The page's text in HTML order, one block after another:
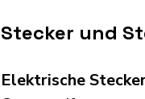
Stecker und
Elektrische